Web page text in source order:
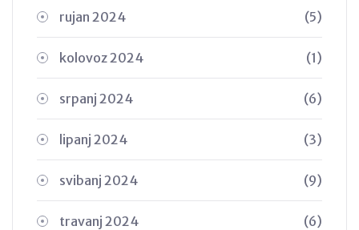
rujan 2024 (5)
kolovoz 2024 (1)
srpanj 2024 (6)
lipanj 2024 (3)
svibanj 2024 (9)
travanj 2024 (6)